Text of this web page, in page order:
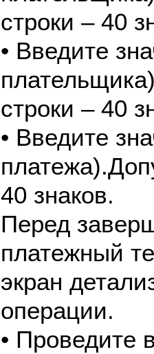
строки – 40
• Введите
строки – 40
• Введите
40 знаков.
Перед
платежный
экран
операции.
• Проведите